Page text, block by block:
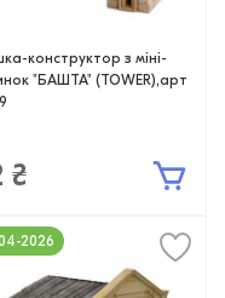
конструктор з міні-
"БАШТА" (TOWER),арт
₴
2026